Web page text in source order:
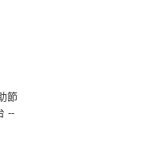
節
--